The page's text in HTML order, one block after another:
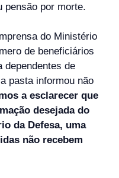
pensão por morte.
do Ministério
de beneficiários
dependentes de
pasta informou não
a esclarecer que
desejada do
da Defesa, uma
não recebem